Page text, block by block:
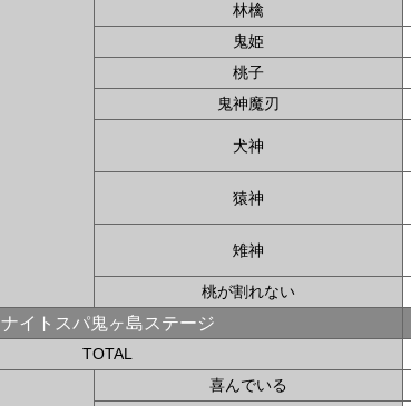
林檎
鬼姫
桃子
鬼神魔刃
犬神
猿神
雉神
桃が割れない
ナイトスパ鬼ヶ島ステージ
TOTAL
喜んでいる